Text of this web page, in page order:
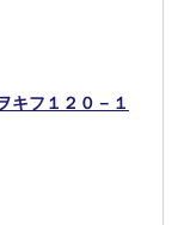
フ１２０－１